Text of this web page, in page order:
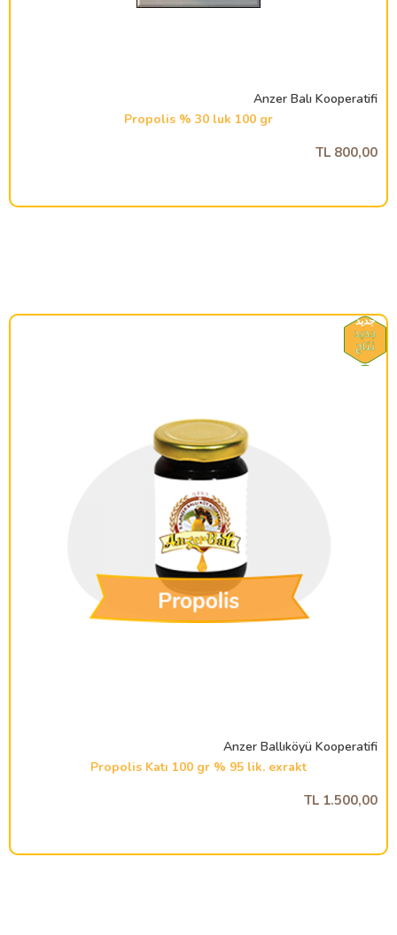
Anzer Balı Kooperatifi
Propolis % 30 luk 100 gr
800,00 TL
جديد
Anzer Ballıköyü Kooperatifi
Propolis Katı 100 gr % 95 lik. exrakt
1.500,00 TL